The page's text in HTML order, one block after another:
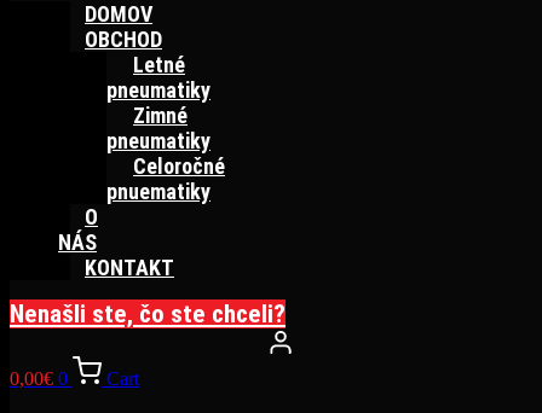
DOMOV
OBCHOD
Letné
pneumatiky
Zimné
pneumatiky
Celoročné
pnuematiky
O
NÁS
KONTAKT
Nenašli ste, čo ste chceli?
0,00€ 0 Cart